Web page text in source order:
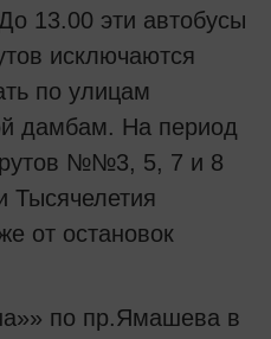
13.00 эти автобусы
исключаются
по улицам
дамбам. На период
№№3, 5, 7 и 8
Тысячелетия
от остановок
по пр.Ямашева в